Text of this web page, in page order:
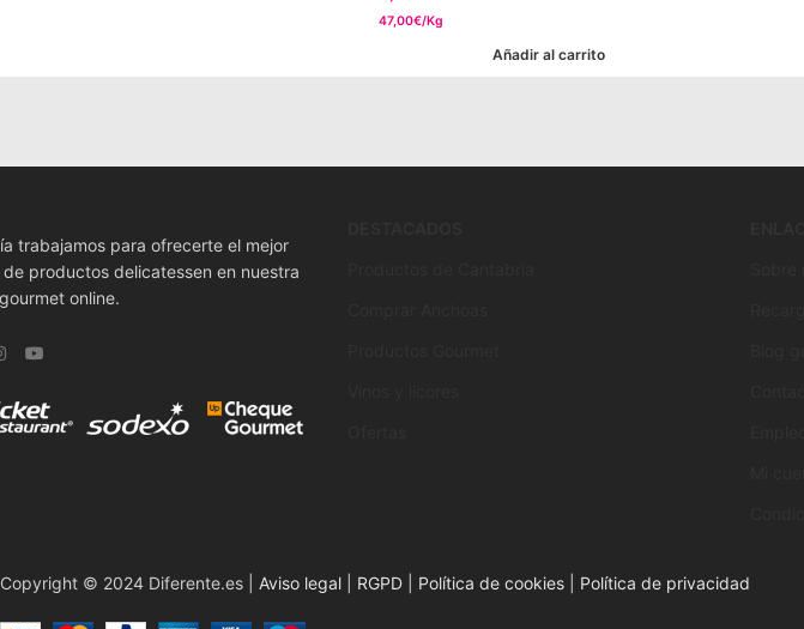
47,00€/Kg
Añadir al carrito
trabajamos para ofrecerte el mejor
productos delicatessen en nuestra
online.
Copyright © 2024 Diferente.es | Aviso legal RGPD Política de cookies Política de privacidad